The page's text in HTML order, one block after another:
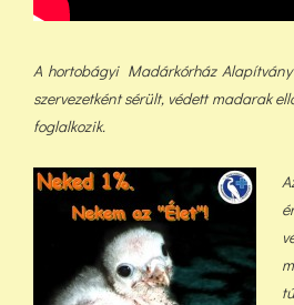
A hortobágyi Madárkórház
szervezetként sérült, védett madarak
foglalkozik.